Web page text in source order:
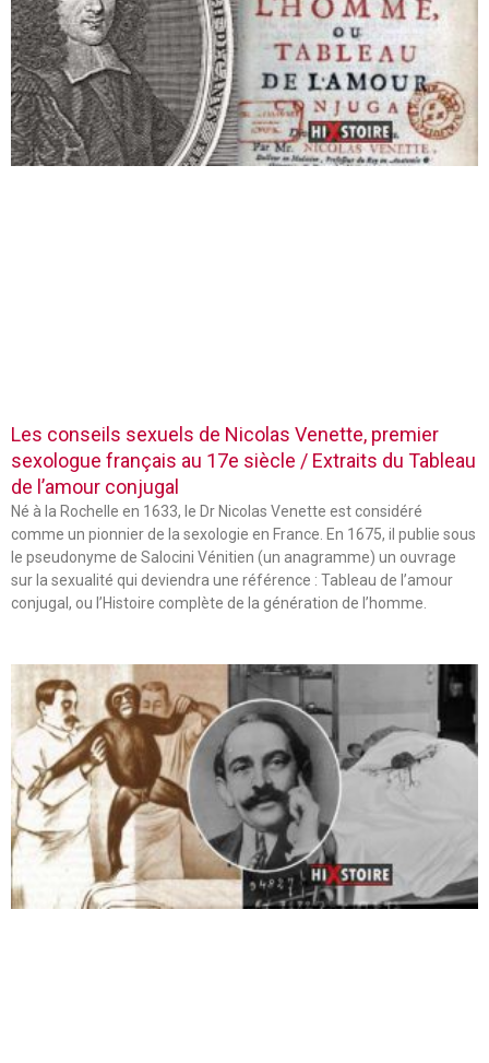
Les conseils sexuels de Nicolas Venette, premier
sexologue français au 17e siècle / Extraits du Tableau
de l’amour conjugal
Né à la Rochelle en 1633, le Dr Nicolas Venette est considéré
comme un pionnier de la sexologie en France. En 1675, il publie sous
le pseudonyme de Salocini Vénitien (un anagramme) un ouvrage
sur la sexualité qui deviendra une référence : Tableau de l’amour
conjugal, ou l’Histoire complète de la génération de l’homme.